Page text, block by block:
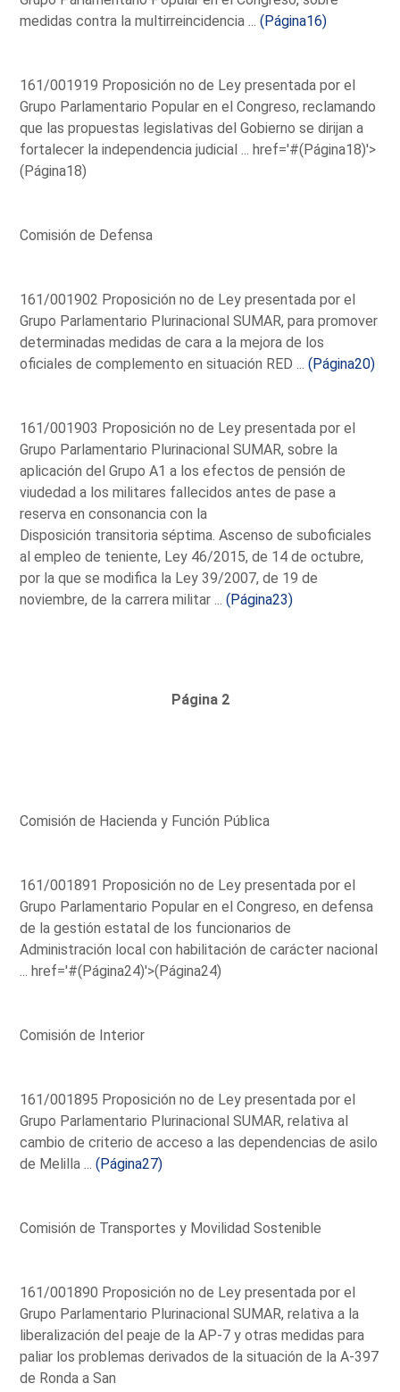
medidas contra la multirreincidencia ...(Página16)
161/001919 Proposición no de Ley presentada por el
Grupo Parlamentario Popular en el Congreso, reclamando
que las propuestas legislativas del Gobierno se dirijan a
fortalecer la independencia judicial ...href='#(Página18)'>
(Página18)
Comisión de Defensa
161/001902 Proposición no de Ley presentada por el
Grupo Parlamentario Plurinacional SUMAR, para promover
determinadas medidas de cara a la mejora de los
oficiales de complemento en situación RED ...(Página20)
161/001903 Proposición no de Ley presentada por el
Grupo Parlamentario Plurinacional SUMAR, sobre la
aplicación del Grupo A1 a los efectos de pensión de
viudedad a los militares fallecidos antes de pase a
reserva en consonancia con la
Disposición transitoria séptima. Ascenso de suboficiales
al empleo de teniente, Ley 46/2015, de 14 de octubre,
por la que se modifica la Ley 39/2007, de 19 de
noviembre, de la carrera militar ...(Página23)
Página 2
Comisión de Hacienda y Función Pública
161/001891 Proposición no de Ley presentada por el
Grupo Parlamentario Popular en el Congreso, en defensa
de la gestión estatal de los funcionarios de
Administración local con habilitación de carácter nacional
...href='#(Página24)'>(Página24)
Comisión de Interior
161/001895 Proposición no de Ley presentada por el
Grupo Parlamentario Plurinacional SUMAR, relativa al
cambio de criterio de acceso a las dependencias de asilo
de Melilla ...(Página27)
Comisión de Transportes y Movilidad Sostenible
161/001890 Proposición no de Ley presentada por el
Grupo Parlamentario Plurinacional SUMAR, relativa a la
liberalización del peaje de la AP-7 y otras medidas para
paliar los problemas derivados de la situación de la A-397
de Ronda a San